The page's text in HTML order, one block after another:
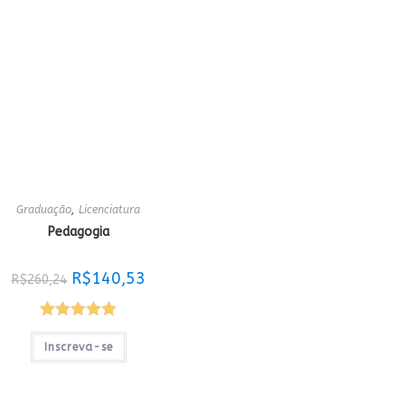
Graduação Licenciatura
Pedagogia
R$260,24 O
preço
original
era:
R$140,53
Avaliação
5.00de 5
Inscreva-se